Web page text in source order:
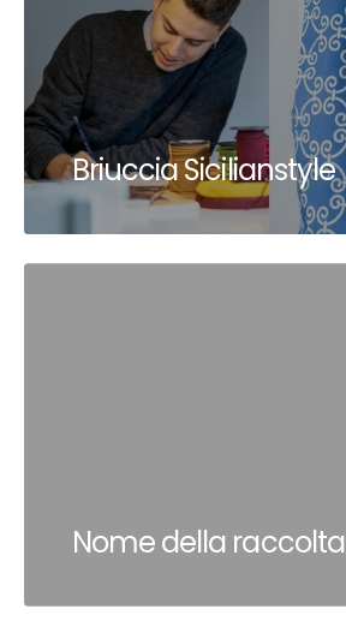
Briuccia Sicilianstyle
Nome della raccolta